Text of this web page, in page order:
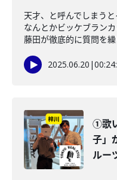
天才、と呼んでしまうと
なんとかビッケブラン
藤田が徹底的に質問を
2025.06.20 |
①歌
子」
ルー